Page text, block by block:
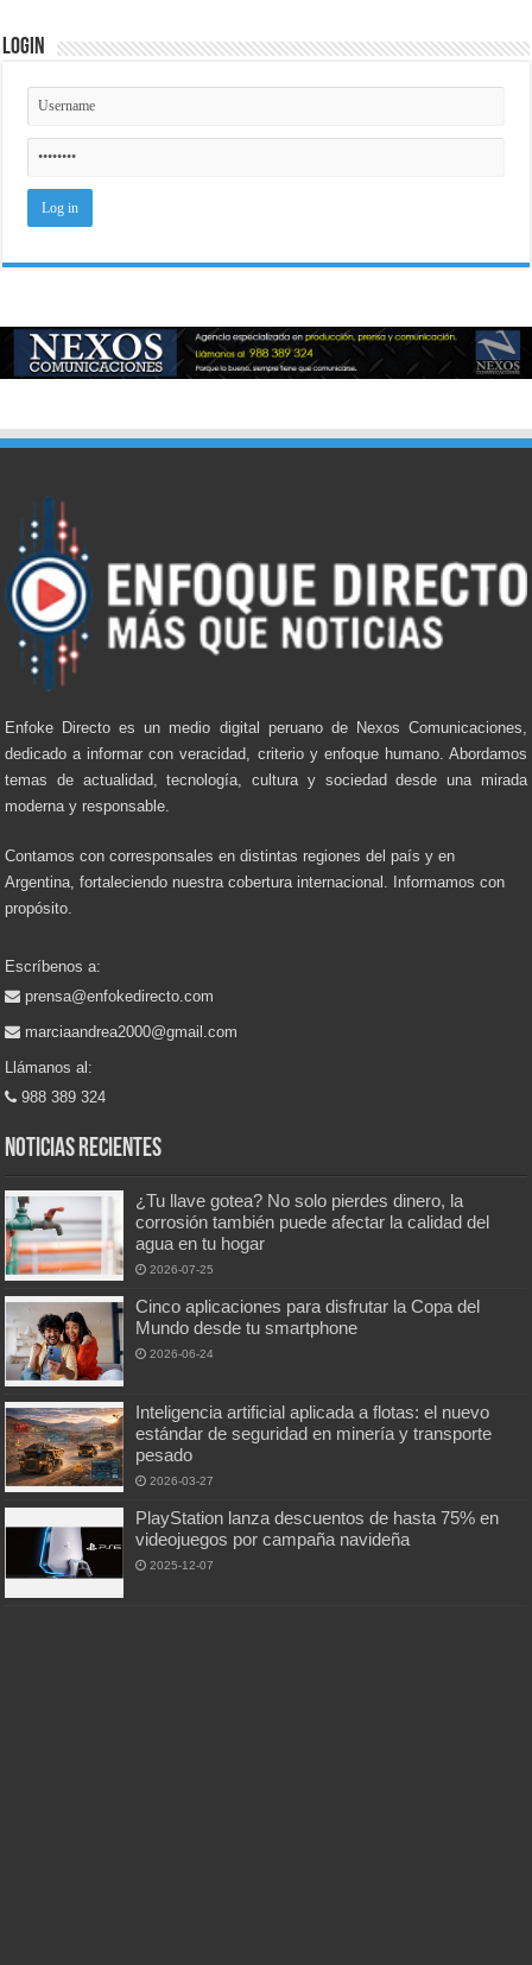
Login
Enfoke Directo es un medio digital peruano de Nexos Comunicaciones,
dedicado a informar con veracidad, criterio y enfoque humano. Abordamos
temas de actualidad, tecnología, cultura y sociedad desde una mirada
moderna y responsable.
Contamos con corresponsales en distintas regiones del país y en
Argentina, fortaleciendo nuestra cobertura internacional. Informamos con
propósito.
Escríbenos a:
prensa@enfokedirecto.com
marciaandrea2000@gmail.com
Llámanos al:
988 389 324
Noticias recientes
¿Tu llave gotea? No solo pierdes dinero, la
corrosión también puede afectar la calidad del
agua en tu hogar
2026-07-25
Cinco aplicaciones para disfrutar la Copa del
Mundo desde tu smartphone
2026-06-24
Inteligencia artificial aplicada a flotas: el nuevo
estándar de seguridad en minería y transporte
pesado
2026-03-27
PlayStation lanza descuentos de hasta 75% en
videojuegos por campaña navideña
2025-12-07